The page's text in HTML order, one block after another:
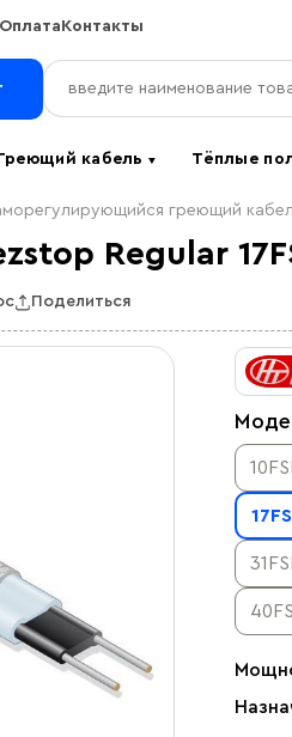
Оплата Контакты
кабель▼ Тёплые
греющий
Regular
Поделиться